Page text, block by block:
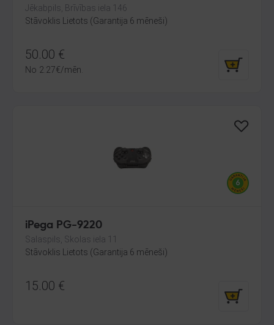
Jēkabpils, Brīvības iela 146
Stāvoklis Lietots (Garantija 6 mēneši)
50.00 €
No 2.27€/mēn.
iPega PG-9220
Salaspils, Skolas iela 11
Stāvoklis Lietots (Garantija 6 mēneši)
15.00 €